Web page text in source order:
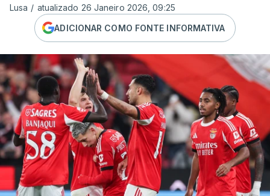
Lusa / atualizado 26 Janeiro 2026, 09:25
ADICIONAR COMO FONTE INFORMATIVA